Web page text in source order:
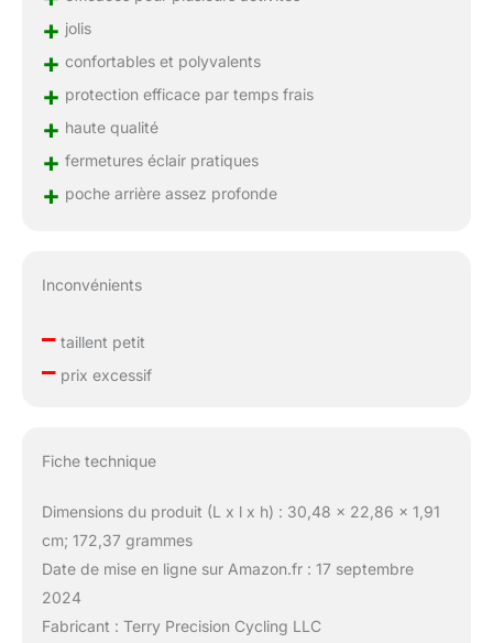
+ jolis
+ confortables et polyvalents
+ protection efficace par temps frais
+ haute qualité
+ fermetures éclair pratiques
+ poche arrière assez profonde
Inconvénients
–taillent petit
–prix excessif
Fiche technique
Dimensions du produit (L x l x h) : 30,48 x 22,86 x 1,91
cm; 172,37 grammes
Date de mise en ligne sur Amazon.fr : 17 septembre
2024
Fabricant : Terry Precision Cycling LLC